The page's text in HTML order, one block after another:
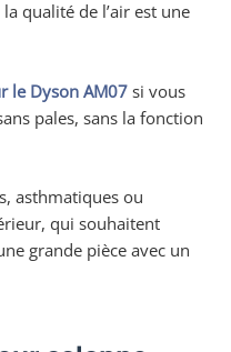
qualité de l’air est une
le Dyson AM07 si vous
pales, sans la fonction
asthmatiques ou
qui souhaitent
grande pièce avec un